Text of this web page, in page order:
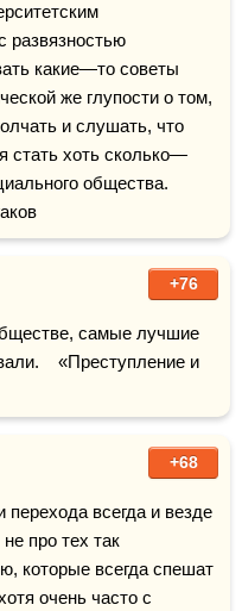
развязностью
какие—то советы
же глупости о том,
и слушать, что
стать хоть сколько—
общества.
+76
самые лучшие
«Преступление и
+68
всегда и везде
про тех так
которые всегда спешат
очень часто с